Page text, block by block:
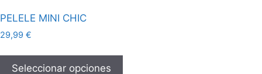
PELELE MINI CHIC
29,99 €
Seleccionar opciones